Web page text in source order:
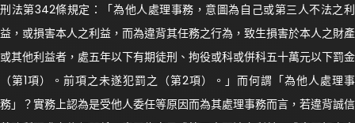
刑法第342條規定：「為他人處理事務，意圖為自己或第三人不法之利
益，或損害本人之利益，而為違背其任務之行為，致生損害於本人之財產
或其他利益者，處五年以下有期徒刑、拘役或科或併科五十萬元以下罰金
（第1項）。前項之未遂犯罰之（第2項）。」而何謂「為他人處理事
務」？實務上認為是受他人委任等原因而為其處理事務而言，若違背誠信